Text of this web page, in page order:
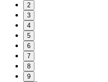
2
3
4
5
6
7
8
9